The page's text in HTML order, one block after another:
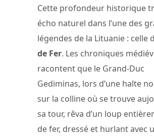
Cette profondeur historique
écho naturel dans l’une des
légendes de la Lituanie : celle
de Fer. Les chroniques
racontent que le Grand-Duc
Gediminas, lors d’une halte
sur la colline où se trouve
sa tour, rêva d’un loup
de fer, dressé et hurlant avec